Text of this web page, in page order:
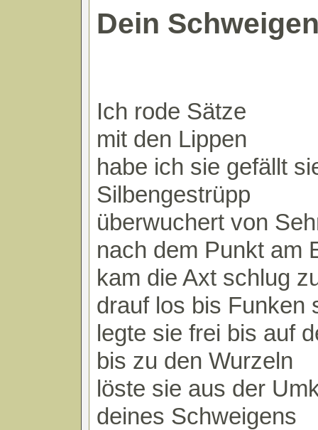
Dein
Ich rode Sätze
mit den Lippen
habe ich sie gefällt
Silbengestrüpp
überwuchert von
nach dem Punkt am
kam die Axt schlug
drauf los bis Funken
legte sie frei bis auf
bis zu den Wurzeln
löste sie aus der
deines Schweigens